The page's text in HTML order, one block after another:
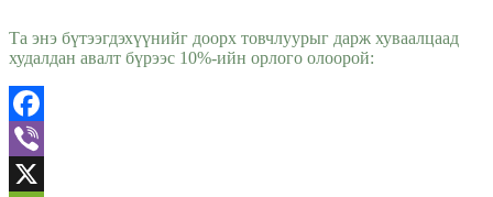
Та энэ бүтээгдэхүүнийг доорх товчлуурыг дарж хуваалцаад
худалдан авалт бүрээс 10%-ийн орлого олоорой:
Facebook
Viber